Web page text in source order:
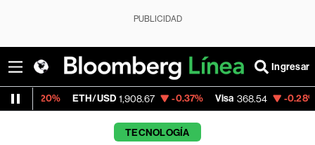
PUBLICIDAD
Ingresar
ETH/USD 1,908.67 -0.37% Visa 368.54 -0.28%
TECNOLOGÍA